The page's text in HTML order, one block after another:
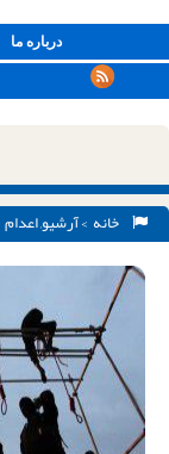
درباره ما
خانه >آرشیو,اعدام